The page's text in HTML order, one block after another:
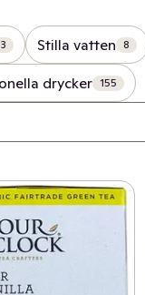
Stilla vatten 8
drycker 155